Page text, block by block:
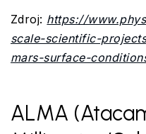
Zdroj: https://
scale-scientific-
mars-surface-
ALMA